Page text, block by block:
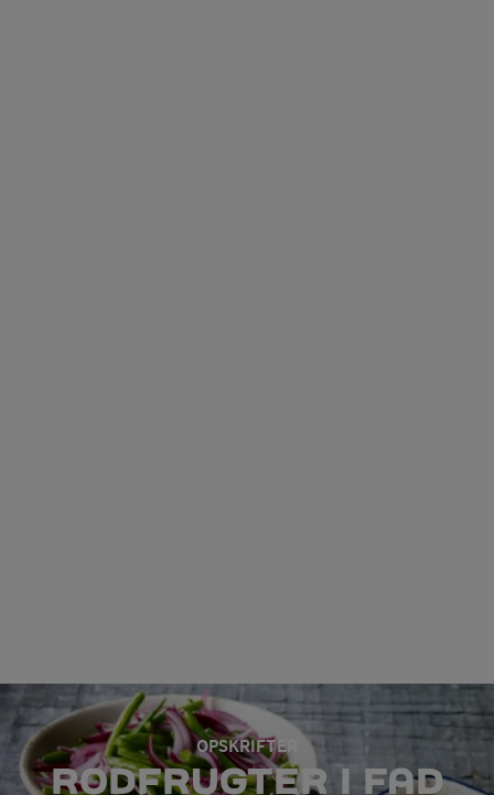
OPSKRIFTER
RODFRUGTER I FAD